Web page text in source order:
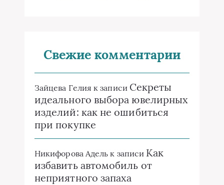
Свежие комментарии
Зайцева Гелия к записи Секреты
идеального выбора ювелирных
изделий: как не ошибиться
при покупке
Никифорова Адель к записи Как
избавить автомобиль от
неприятного запаха